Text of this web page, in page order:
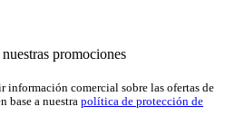
promociones
información comercial sobre las ofertas de
base a nuestra política de protección de